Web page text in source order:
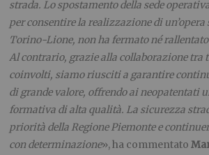
strada. Lo spostamento della sede
per consentire la realizzazione di un’opera
Torino-Lione, non ha fermato né
Al contrario, grazie alla collaborazione tra
coinvolti, siamo riusciti a garantire
di grande valore, offrendo ai neopatentati
formativa di alta qualità. La sicurezza
priorità della Regione Piemonte e
con determinazione», ha commentato